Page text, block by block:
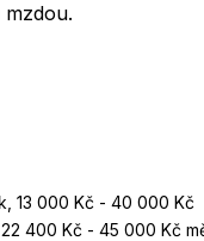
13 000 Kč - 40 000 Kč
400 Kč - 45 000 Kč